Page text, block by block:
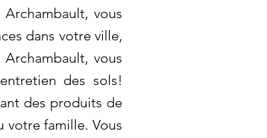
vous
dans votre ville,
vous
des sols!
des produits de
votre famille. Vous